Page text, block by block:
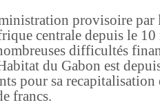
provisoire par
centrale depuis le
difficultés
du Gabon est
pour sa recapitalisation
francs.